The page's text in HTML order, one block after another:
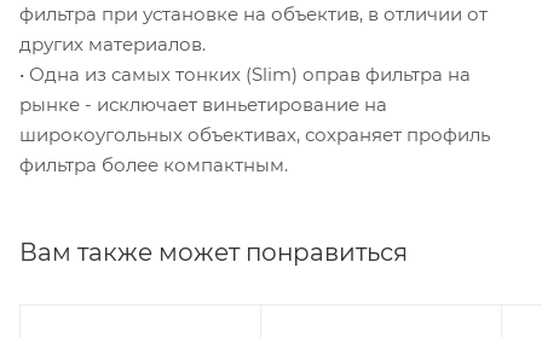
фильтра при установке на объектив, в отличии от
других материалов.
• Одна из самых тонких (Slim) оправ фильтра на
рынке - исключает виньетирование на
широкоугольных объективах, сохраняет профиль
фильтра более компактным.
Вам также может понравиться